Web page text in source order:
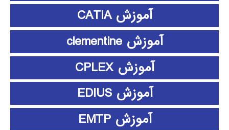
آموزش CATIA
آموزش clementine
آموزش CPLEX
آموزش EDIUS
آموزش EMTP